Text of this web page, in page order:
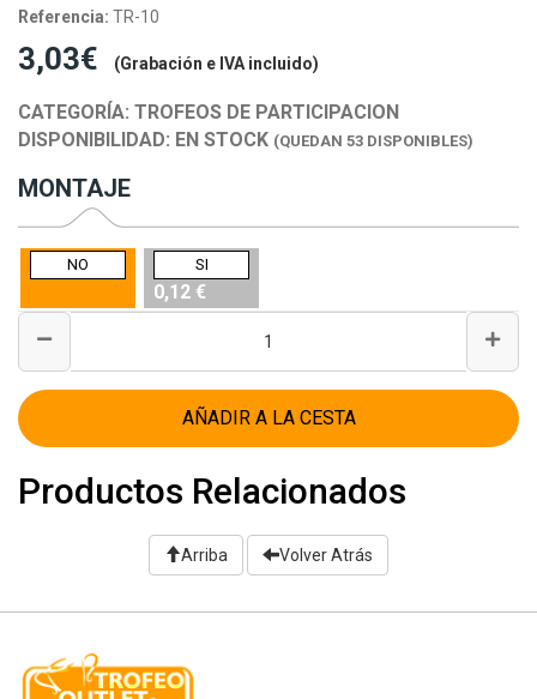
Referencia: TR-10
3,03€ (Grabación e IVA incluido)
CATEGORÍA: TROFEOS DE PARTICIPACION
DISPONIBILIDAD: EN STOCK (QUEDAN 53 DISPONIBLES)
MONTAJE
NO SI
0,12 €
AÑADIR A LA CESTA
Productos Relacionados
Arriba Volver Atrás